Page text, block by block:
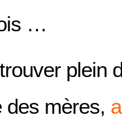
…
plein
des mères,